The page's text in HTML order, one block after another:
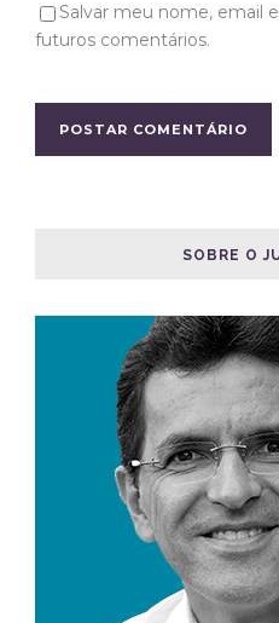
Salvar meu nome, email
futuros comentários.
SOBRE O